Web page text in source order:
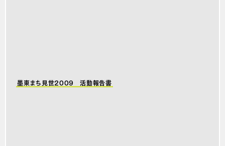
墨東まち見世2009 活動報告書